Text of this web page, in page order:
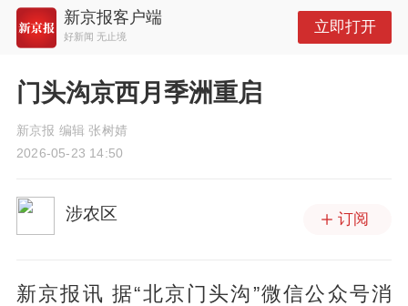
新京报客户端
好新闻 无止境
立即打开
门头沟京西月季洲重启
新京报 编辑 张树婧
2026-05-23 14:50
涉农区 订阅
新京报讯 据“北京门头沟”微信公众号消